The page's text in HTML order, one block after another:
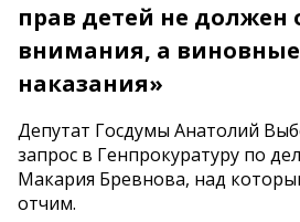
прав детей не должен
внимания, а виновные
наказания»
Депутат Госдумы Анатолий
запрос в Генпрокуратуру по
Макария Бревнова, над
отчим.